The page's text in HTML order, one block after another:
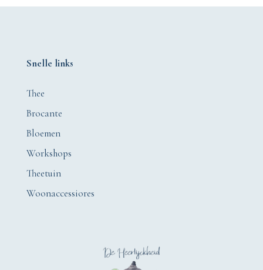
Snelle links
Thee
Brocante
Bloemen
Workshops
Theetuin
Woonaccessiores